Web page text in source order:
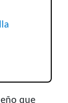
que